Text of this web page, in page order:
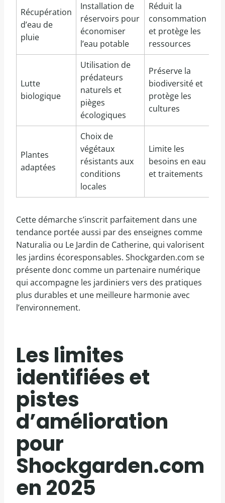
Récupération
d’eau de
pluie
Installation de
réservoirs pour
économiser
l’eau potable
Réduit la
consommation
et protège les
ressources
Lutte
biologique
Utilisation de
prédateurs
naturels et
pièges
écologiques
Préserve la
biodiversité et
protège les
cultures
Plantes
adaptées
Choix de
végétaux
résistants aux
conditions
locales
Limite les
besoins en eau
et traitements
Cette démarche s’inscrit parfaitement dans une
tendance portée aussi par des enseignes comme
Naturalia ou Le Jardin de Catherine, qui valorisent
les jardins écoresponsables. Shockgarden.com se
présente donc comme un partenaire numérique
qui accompagne les jardiniers vers des pratiques
plus durables et une meilleure harmonie avec
l’environnement.
Les limites
identifiées et
pistes
d’amélioration
pour
Shockgarden.com
en 2025